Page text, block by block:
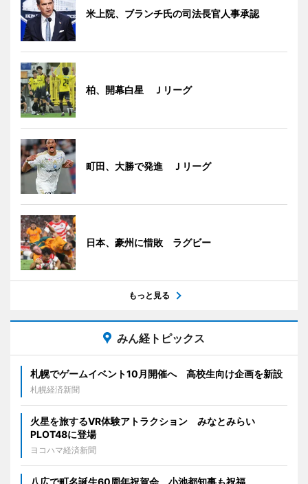
米上院、ブランチ氏の司法長官人事承認
柏、開幕白星 Ｊリーグ
町田、大勝で発進 Ｊリーグ
日本、豪州に惜敗 ラグビー
もっと見る
みん経トピックス
札幌でゲームイベント10月開催へ 高校生向け企画を新設
札幌経済新聞
火星を旅するVR体験アトラクション みなとみらい
PLOT48に登場
ヨコハマ経済新聞
八広で町名誕生60周年祝賀会 小池都知事も祝福